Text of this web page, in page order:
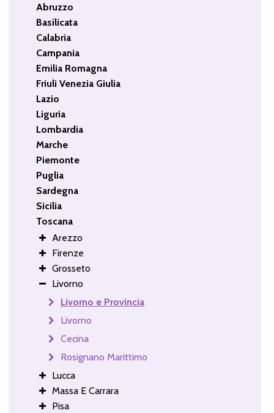
Abruzzo
Basilicata
Calabria
Campania
Emilia Romagna
Friuli Venezia Giulia
Lazio
Liguria
Lombardia
Marche
Piemonte
Puglia
Sardegna
Sicilia
Toscana
Arezzo
Firenze
Grosseto
Livorno
Livorno e Provincia
Livorno
Cecina
Rosignano Marittimo
Lucca
Massa E Carrara
Pisa